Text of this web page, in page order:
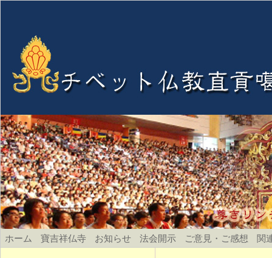
ホーム 寶吉祥仏寺 お知らせ 法会開示 ご意見・ご感想 関